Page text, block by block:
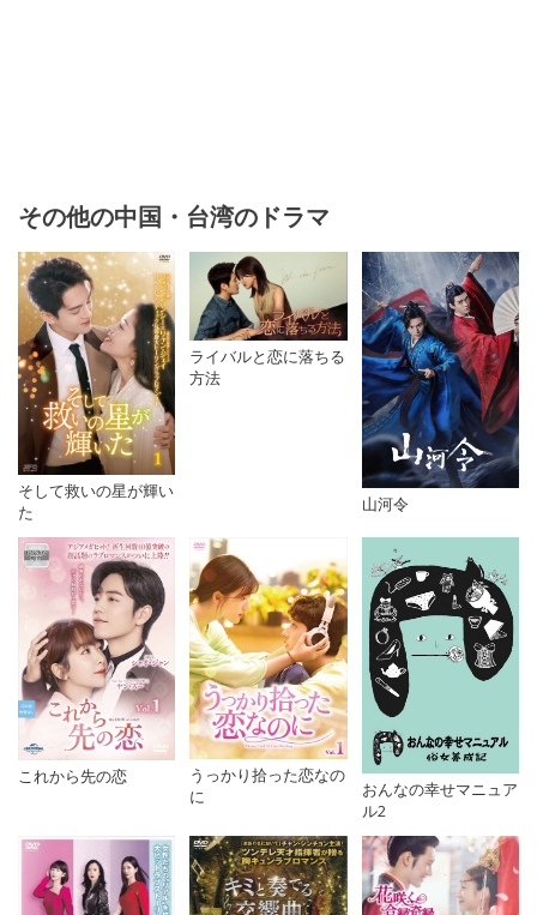
その他の中国・台湾のドラマ
そして救いの星が輝い
た
ライバルと恋に落ちる
方法
山河令
これから先の恋
うっかり拾った恋なの
に
おんなの幸せマニュア
ル2